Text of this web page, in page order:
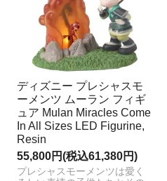
ディズニー プレシャスモ
ーメンツ ムーラン フィギ
ュア Mulan Miracles Come
In All Sizes LED Figurine,
Resin
55,800円(税込61,380円)
プレシャスモーメンツは愛く